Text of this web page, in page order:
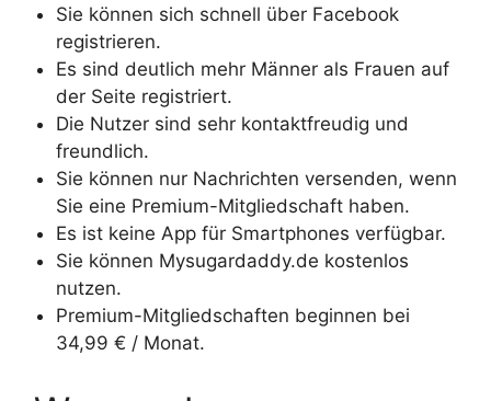
Sie können sich schnell über Facebook
registrieren.
Es sind deutlich mehr Männer als Frauen auf
der Seite registriert.
Die Nutzer sind sehr kontaktfreudig und
freundlich.
Sie können nur Nachrichten versenden, wenn
Sie eine Premium-Mitgliedschaft haben.
Es ist keine App für Smartphones verfügbar.
Sie können Mysugardaddy.de kostenlos
nutzen.
Premium-Mitgliedschaften beginnen bei
34,99 € / Monat.